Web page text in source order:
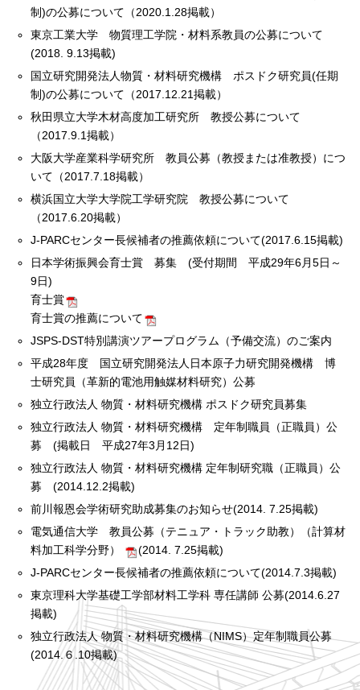
制)の公募について（2020.1.28掲載）
東京工業大学 物質理工学院・材料系教員の公募について
(2018. 9.13掲載)
国立研究開発法人物質・材料研究機構 ポスドク研究員(任期
制)の公募について（2017.12.21掲載）
秋田県立大学木材高度加工研究所 教授公募について
（2017.9.1掲載）
大阪大学産業科学研究所 教員公募（教授または准教授）につ
いて（2017.7.18掲載）
横浜国立大学大学院工学研究院 教授公募について
（2017.6.20掲載）
J-PARCセンター長候補者の推薦依頼について(2017.6.15掲載)
日本学術振興会育士賞 募集 (受付期間 平成29年6月5日～
9日)
育士賞
育士賞の推薦について
JSPS-DST特別講演ツアープログラム（予備交流）のご案内
平成28年度 国立研究開発法人日本原子力研究開発機構 博
士研究員（革新的電池用触媒材料研究）公募
独立行政法人 物質・材料研究機構 ポスドク研究員募集
独立行政法人 物質・材料研究機構 定年制職員（正職員）公
募 (掲載日 平成27年3月12日)
独立行政法人 物質・材料研究機構 定年制研究職（正職員）公
募 (2014.12.2掲載)
前川報恩会学術研究助成募集のお知らせ(2014. 7.25掲載)
電気通信大学 教員公募（テニュア・トラック助教）（計算材
料加工科学分野）
(2014. 7.25掲載)
J-PARCセンター長候補者の推薦依頼について(2014.7.3掲載)
東京理科大学基礎工学部材料工学科 専任講師 公募(2014.6.27
掲載)
独立行政法人 物質・材料研究機構（NIMS）定年制職員公募
(2014.６.10掲載)